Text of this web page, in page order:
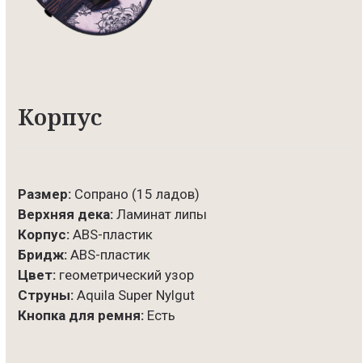
Корпус
Размер: Сопрано (15 ладов)
Верхняя дека: Ламинат липы
Корпус: ABS-пластик
Бридж:ABS-пластик
Цвет: геометрический узор
Струны:Aquila Super Nylgut
Кнопка для ремня: Есть